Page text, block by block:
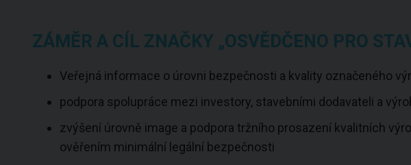
ZÁMĚR A CÍL ZNAČKY „OSVĚDČENO PRO
Veřejná informace o úrovni bezpečnosti a kvality označeného
podpora spolupráce mezi investory, stavebními dodavateli a
zvýšení úrovně image a podpora tržního prosazení kvalitních
ověřením minimální legální bezpečnosti